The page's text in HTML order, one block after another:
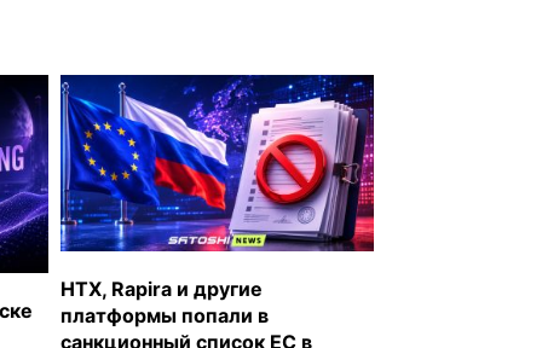
HTX, Rapira и другие
платформы попали в
санкционный список ЕС в